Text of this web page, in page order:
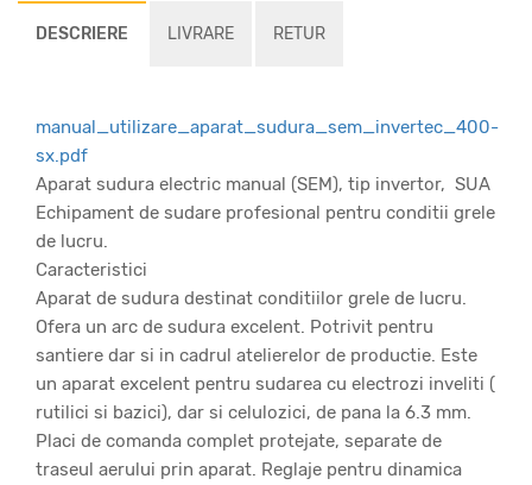
DESCRIERE LIVRARE RETUR
manual_utilizare_aparat_sudura_sem_invertec_400-
sx.pdf
Aparat sudura electric manual (SEM), tip invertor, SUA
Echipament de sudare profesional pentru conditii grele
de lucru.
Caracteristici
Aparat de sudura destinat conditiilor grele de lucru.
Ofera un arc de sudura excelent. Potrivit pentru
santiere dar si in cadrul atelierelor de productie. Este
un aparat excelent pentru sudarea cu electrozi inveliti (
rutilici si bazici), dar si celulozici, de pana la 6.3 mm.
Placi de comanda complet protejate, separate de
traseul aerului prin aparat. Reglaje pentru dinamica